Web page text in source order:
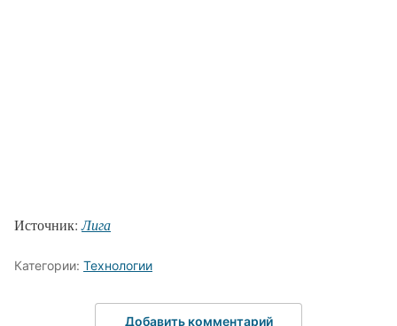
Источник:Лига
Категории: Технологии
Добавить комментарий